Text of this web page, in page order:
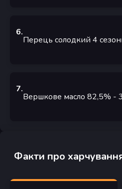
6.
Перець солодкий 4
7.
Вершкове масло 82,5% -
Факти про